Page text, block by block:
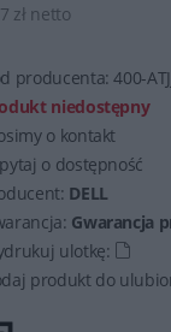
zł netto
producenta:400-
niedostępny
o kontakt
o dostępność
DELL
Gwarancja
ulotkę:
produkt do